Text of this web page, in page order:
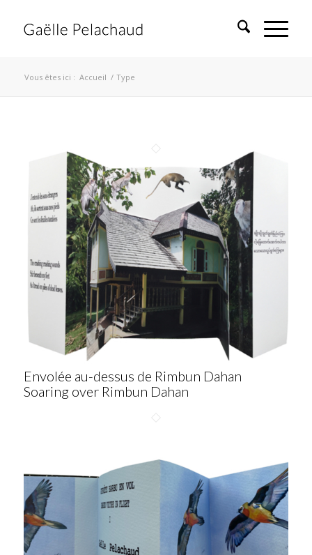
Vous êtes ici : Accueil / Type
Envolée au-dessus de Rimbun Dahan
Soaring over Rimbun Dahan